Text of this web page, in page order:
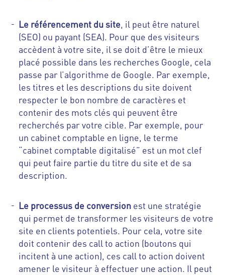
Le référencement du site, il peut être naturel
(SEO) ou payant (SEA). Pour que des visiteurs
accèdent à votre site, il se doit d’être le mieux
placé possible dans les recherches Google, cela
passe par l’algorithme de Google. Par exemple,
les titres et les descriptions du site doivent
respecter le bon nombre de caractères et
contenir des mots clés qui peuvent être
recherchés par votre cible. Par exemple, pour
un cabinet comptable en ligne, le terme
“cabinet comptable digitalisé” est un mot clef
qui peut faire partie du titre du site et de sa
description.
Le processus de conversion est une stratégie
qui permet de transformer les visiteurs de votre
site en clients potentiels. Pour cela, votre site
doit contenir des call to action (boutons qui
incitent à une action), ces call to action doivent
amener le visiteur à effectuer une action. Il peut